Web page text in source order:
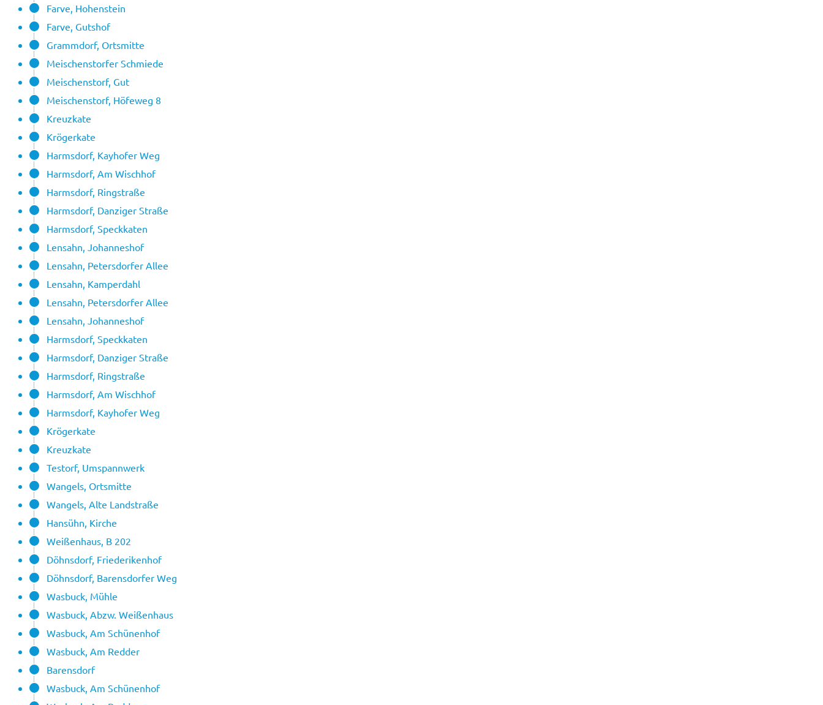
Farve, Hohenstein
Farve, Gutshof
Grammdorf, Ortsmitte
Meischenstorfer Schmiede
Meischenstorf, Gut
Meischenstorf, Höfeweg 8
Kreuzkate
Krögerkate
Harmsdorf, Kayhofer Weg
Harmsdorf, Am Wischhof
Harmsdorf, Ringstraße
Harmsdorf, Danziger Straße
Harmsdorf, Speckkaten
Lensahn, Johanneshof
Lensahn, Petersdorfer Allee
Lensahn, Kamperdahl
Lensahn, Petersdorfer Allee
Lensahn, Johanneshof
Harmsdorf, Speckkaten
Harmsdorf, Danziger Straße
Harmsdorf, Ringstraße
Harmsdorf, Am Wischhof
Harmsdorf, Kayhofer Weg
Krögerkate
Kreuzkate
Testorf, Umspannwerk
Wangels, Ortsmitte
Wangels, Alte Landstraße
Hansühn, Kirche
Weißenhaus, B 202
Döhnsdorf, Friederikenhof
Döhnsdorf, Barensdorfer Weg
Wasbuck, Mühle
Wasbuck, Abzw. Weißenhaus
Wasbuck, Am Schünenhof
Wasbuck, Am Redder
Barensdorf
Wasbuck, Am Schünenhof